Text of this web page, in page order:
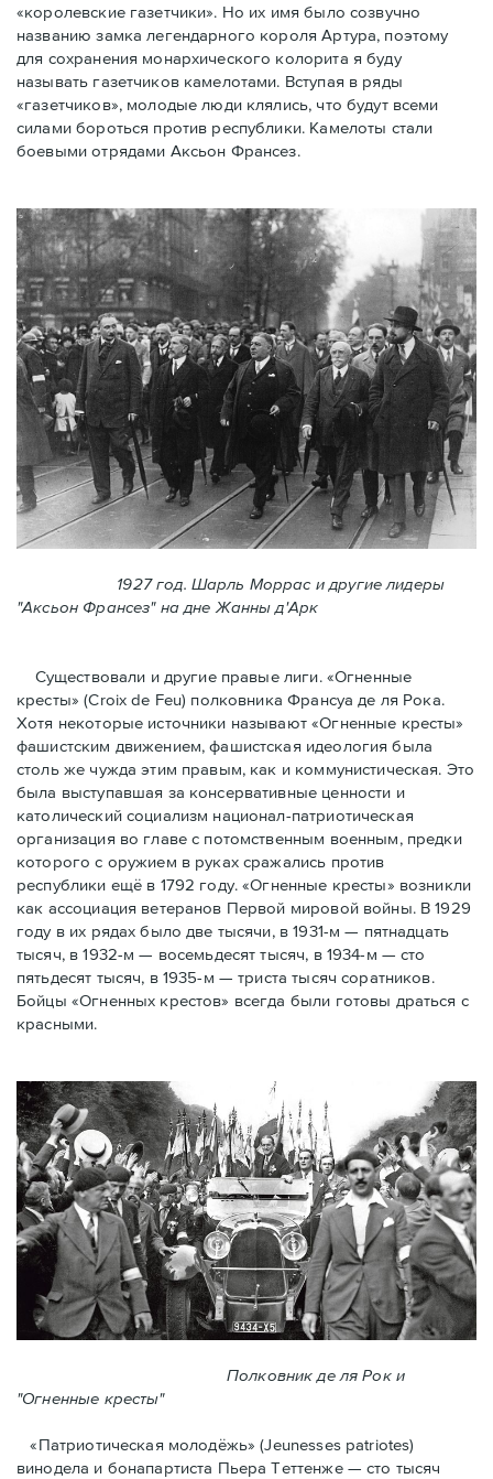
«королевские газетчики». Но их имя было созвучно
названию замка легендарного короля Артура, поэтому
для сохранения монархического колорита я буду
называть газетчиков камелотами. Вступая в ряды
«газетчиков», молодые люди клялись, что будут всеми
силами бороться против республики. Камелоты стали
боевыми отрядами Аксьон Франсез.
1927 год. Шарль Моррас и другие лидеры
"Аксьон Франсез" на дне Жанны д'Арк
Существовали и другие правые лиги. «Огненные
кресты» (Croix de Feu) полковника Франсуа де ля Рока.
Хотя некоторые источники называют «Огненные крeсты»
фашистским движением, фашистская идеология была
столь же чужда этим правым, как и коммунистическая. Это
была выступавшая за консервативные ценности и
католический социализм национал-патриотическая
организация во главе с потомственным военным, предки
которого с оружием в руках сражались против
республики ещё в 1792 году. «Огненные кресты» возникли
как ассоциация ветеранов Первой мировой войны. В 1929
году в их рядах было две тысячи, в 1931-м — пятнадцать
тысяч, в 1932-м — восемьдесят тысяч, в 1934-м — сто
пятьдесят тысяч, в 1935-м — триста тысяч соратников.
Бойцы «Огненных крестов» всегда были готовы драться с
красными.
Полковник де ля Рок и
"Огненные кресты"
«Патриотическая молодёжь» (Jeunesses patriotes)
винодела и бонапартиста Пьера Тeттенже — cто тысяч